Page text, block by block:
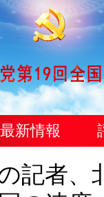
最新情報
記者、